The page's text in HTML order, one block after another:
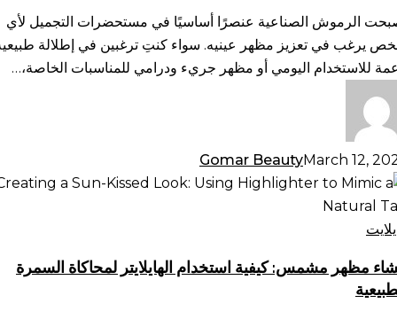
الرموش الصناعية عنصرًا أساسيًا في مستحضرات التجميل لأي
يرغب في تعزيز مظهر عينيه. سواء كنتِ ترغبين في إطلالة
للاستخدام اليومي أو مظهر جريء ودرامي للمناسبات الخاصة،…
Gomar BeautyMarch 12,
مظهر مشمس: كيفية استخدام الهايلايتر لمحاكاة السمرة